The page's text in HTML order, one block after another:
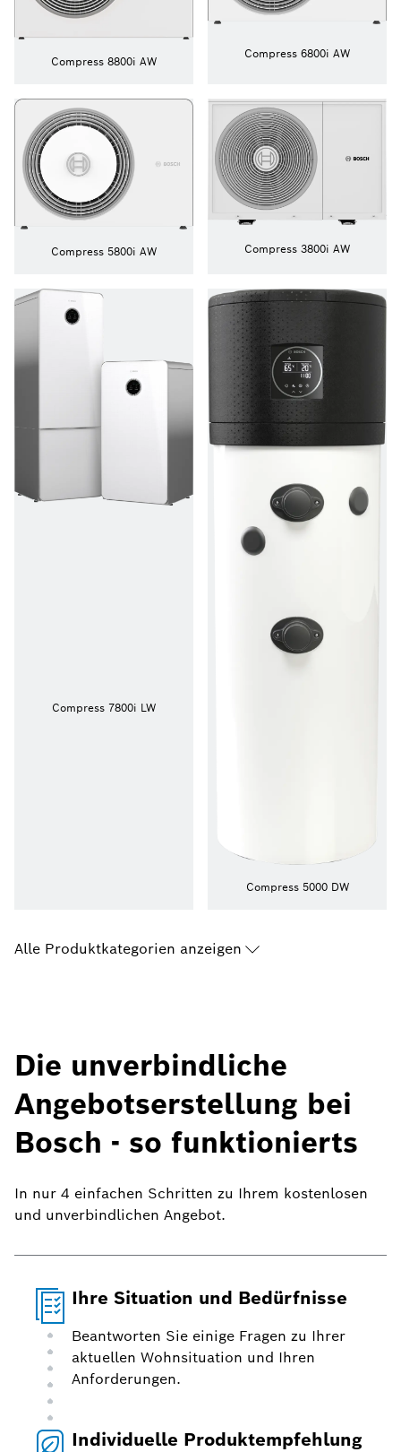
Compress 8800i AW
Compress 6800i AW
Compress 5800i AW Compress 3800i AW
Compress 7800i LW
Compress 5000 DW
Alle Produktkategorien anzeigen
Die unverbindliche
Angebotserstellung bei
Bosch - so funktionierts
In nur 4 einfachen Schritten zu Ihrem kostenlosen
und unverbindlichen Angebot.
Ihre Situation und Bedürfnisse
Beantworten Sie einige Fragen zu Ihrer
aktuellen Wohnsituation und Ihren
Anforderungen.
Individuelle Produktempfehlung